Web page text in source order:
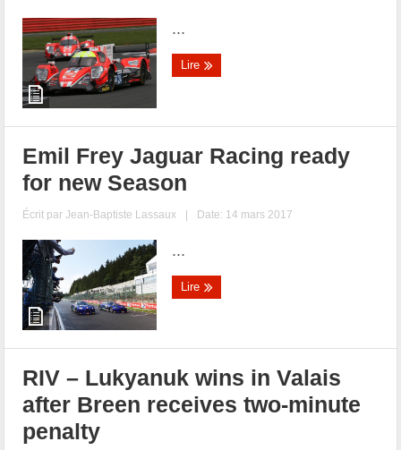
...
Lire
Emil Frey Jaguar Racing ready
for new Season
Écrit parJean-Baptiste Lassaux | Date: 14 mars 2017
...
Lire
RIV – Lukyanuk wins in Valais
after Breen receives two-minute
penalty